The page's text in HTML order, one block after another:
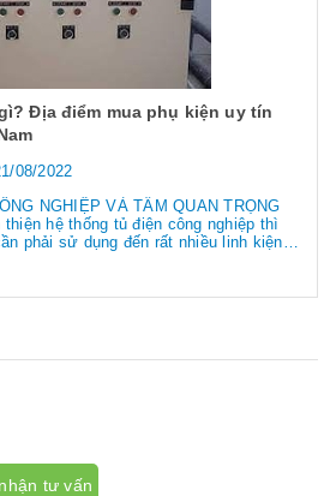
Địa điểm mua phụ kiện uy tín
08/2022
NGHIỆP VÀ TẦM QUAN TRỌNG
hệ thống tủ điện công nghiệp thì
phải sử dụng đến rất nhiều linh kiện
nhau. Vậy các loại phụ kiện tủ điện
gì? Chúng có tác dụng như thế
tư vấn